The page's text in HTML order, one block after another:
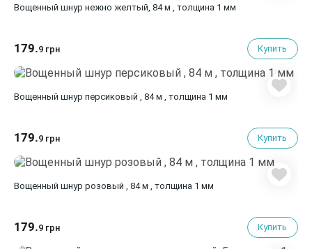
Вощенный шнур нежно желтый, 84 м , толщина 1 мм
179.9 грн Купить
Вощенный шнур персиковый , 84 м , толщина 1 мм
179.9 грн Купить
Вощенный шнур розовый , 84 м , толщина 1 мм
179.9 грн Купить